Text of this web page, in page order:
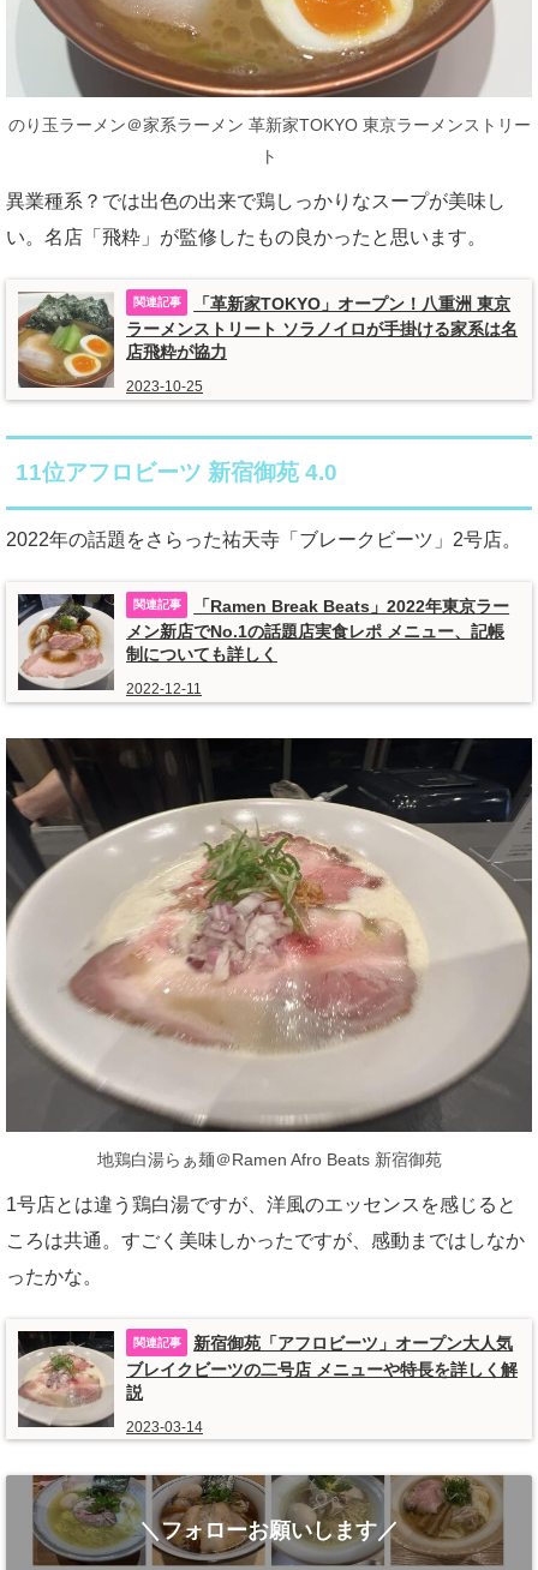
のり玉ラーメン＠家系ラーメン 革新家TOKYO 東京ラーメンストリー
ト
異業種系？では出色の出来で鶏しっかりなスープが美味し
い。名店「飛粋」が監修したもの良かったと思います。
「革新家TOKYO」オープン！八重洲 東京
ラーメンストリート ソラノイロが手掛ける家系は名
店飛粋が協力
2023-10-25
11位アフロビーツ 新宿御苑 4.0
2022年の話題をさらった祐天寺「ブレークビーツ」2号店。
「Ramen Break Beats」2022年東京ラー
メン新店でNo.1の話題店実食レポ メニュー、記帳
制についても詳しく
2022-12-11
地鶏白湯らぁ麺＠Ramen Afro Beats 新宿御苑
1号店とは違う鶏白湯ですが、洋風のエッセンスを感じると
ころは共通。すごく美味しかったですが、感動まではしなか
ったかな。
新宿御苑「アフロビーツ」オープン大人気
ブレイクビーツの二号店 メニューや特長を詳しく解
説
2023-03-14
＼フォローお願いします／